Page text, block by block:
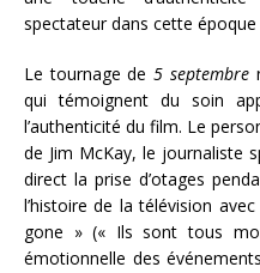
spectateur dans cette époque
Le tournage de5 septembre
qui témoignent du soin
l’authenticité du film. Le
de Jim McKay, le journaliste
direct la prise d’otages
l’histoire de la télévision
gone » (« Ils sont tous
émotionnelle des